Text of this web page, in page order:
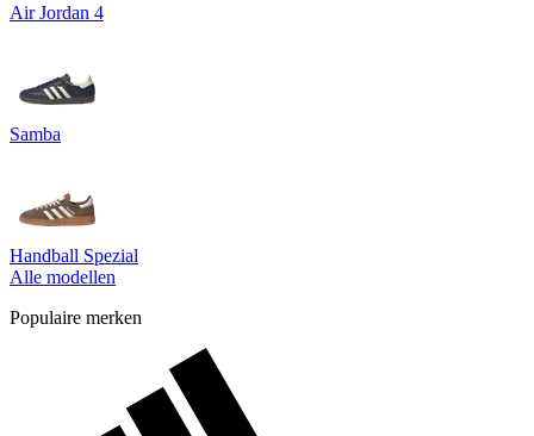
Air Jordan 4
Samba
Handball Spezial
Alle modellen
Populaire merken